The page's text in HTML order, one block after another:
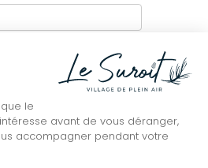
le
avant de vous déranger,
accompagner pendant votre